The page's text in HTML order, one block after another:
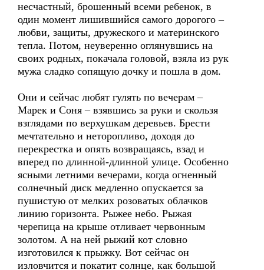
несчастный, брошенный всеми ребенок, в
один момент лишившийся самого дорогого –
любви, защиты, дружеского и материнского
тепла. Потом, неуверенно оглянувшись на
своих родных, покачала головой, взяла из рук
мужа сладко сопящую дочку и пошла в дом.
Они и сейчас любят гулять по вечерам –
Марек и Соня – взявшись за руки и скользя
взглядами по верхушкам деревьев. Брести
мечтательно и неторопливо, доходя до
перекрестка и опять возвращаясь, взад и
вперед по длинной-длинной улице. Особенно
ясными летними вечерами, когда огненный
солнечный диск медленно опускается за
пушистую от мелких розоватых облачков
линию горизонта. Рыжее небо. Рыжая
черепица на крыше отливает червонным
золотом. А на ней рыжий кот словно
изготовился к прыжку. Вот сейчас он
изловчится и покатит солнце, как большой